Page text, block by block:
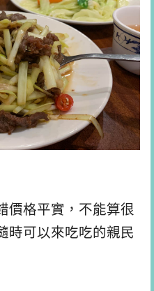
價格平實，不能算很
時可以來吃吃的親民